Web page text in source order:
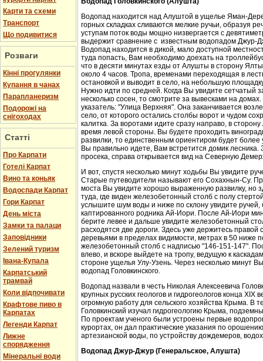
Карти та схеми
Транспорт
Що подивитися
Розваги
Кінні прогулянки
Купання в чанах
Парапланеризм
Подорожі на
снігоходах
Статті
Про Карпати
Готелі Карпат
Вино та коньяк
Водоспади Карпат
Гори Карпат
День міста
Замки та палаци
Заповідники
Зелений туризм
Івана-Купала
Карпатський
трамвай
Коли відпочивати
Крафтове пиво в
Карпатах
Легенди Карпат
Лижне
спорядження
Мінеральні води
Водопад находится над Алуштой в ущелье Яман-
горных складках сливаются мелкие ручьи, образуя
уступам поток воды мощно низвергается с
выдержит сравнение с известным водопадом Джур-
Водопад находится в дикой, мало доступной
туда попасть, Вам необходимо доехать на
что в десяти минутах езды от Алушты в сторону
около 4 часов. Тропа, временами переходящая в
остановкой и выводит в село, на небольшую
Нужно идти по средней. Когда Вы увидите сетчатый
несколько сосен, то смотрите за вывесками на
указатель: "Улица Верхняя". Она заканчивается
село, от которого остались столбы ворот и чудом
калитка. За воротами идите сразу направо, в
время левой стороны. Вы будете проходить
развилки, то единственным ориентиром будет более
Вы правильно идете, Вам встретится домик лесника.
просека, справа открывается вид на Северную
И вот, спустя несколько минут ходьбы Вы увидите
Старые путеводители называют его Сохахнын-Су.
моста Вы увидите хорошо выраженную развилку, но
туда, где виден железобетонный столб с полу
услышите шум воды и ниже по склону увидите
каптированного родника Ай-Иори. После Ай-Иори
берите левее и дальше увидите железобетонный
расходятся две дороги. Здесь уже держитесь правой
деревьями в пределах видимости, метрах в 50 ниже
железобетонный столб с надписью "146-151-147".
влево, и вскоре выйдете на тропу, ведущую к
стороне ущелья Улу-Узень. Через несколько минут
водопад Головкинского.
Водопад назвали в честь Николая Алексеевича
крупных русских геологов и гидрогеологов конца XIX
огромную работу для сельского хозяйства Крыма. В
Головкинский изучал гидрогеологию Крыма,
По проектам ученого были устроены первые
курортах, он дал практические указания по
артезианской воды, по устройству дождемеров,
Водопад Джур-Джур (Генеральское, Алушта)